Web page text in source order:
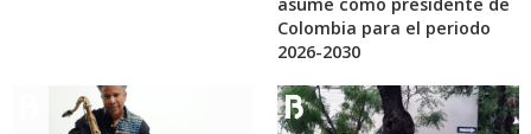
Colombia para el periodo
2026-2030